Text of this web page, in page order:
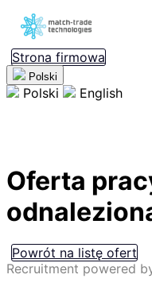
Strona firmowa
Polski
Polski English
Oferta
Powrót na listę ofert
Recruitment powered